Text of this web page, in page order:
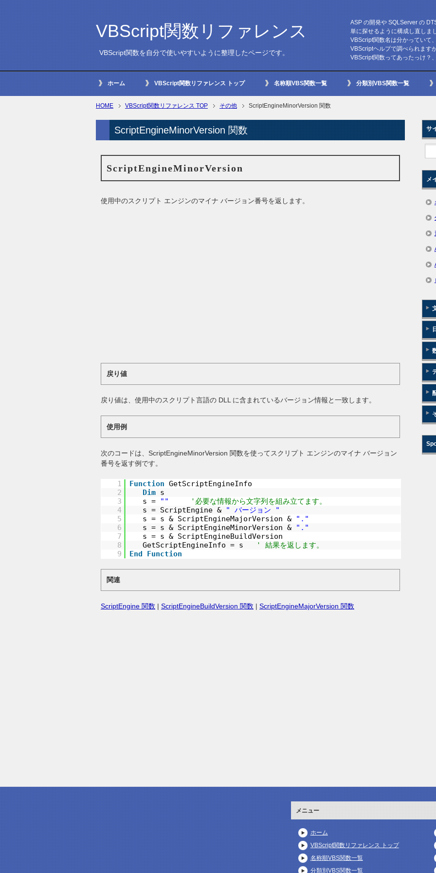
VBScript関数リファレンス
VBScript関数を自分で使いやすいように整理したページです。
ASP の開発や SQLServer の
単に探せるように構成し直しまし
VBScript関数名は分かっていて
VBScriptヘルプで調べられます
VBScript関数ってあったっけ？
ホーム VBScript関数リファレンス トップ 名称順VBS関数一覧 分類別VBS関数一覧
HOME VBScript関数リファレンス TOP その他 ScriptEngineMinorVersion 関数
ScriptEngineMinorVersion 関数
ScriptEngineMinorVersion
使用中のスクリプト エンジンのマイナ バージョン番号を返します。
戻り値
戻り値は、使用中のスクリプト言語の DLL に含まれているバージョン情報と一致します。
使用例
次のコードは、ScriptEngineMinorVersion 関数を使ってスクリプト エンジンのマイナ バージョン
番号を返す例です。
1 Function GetScriptEngineInfo
2
Dim s
3
s = ""
'必要な情報から文字列を組み立てます。
4
s = ScriptEngine &
" バージョン "
5
s = s & ScriptEngineMajorVersion &
"."
6
s = s & ScriptEngineMinorVersion &
"."
7
s = s & ScriptEngineBuildVersion
8
GetScriptEngineInfo = s
' 結果を返します。
9
End Function
関連
ScriptEngine 関数 | ScriptEngineBuildVersion 関数 | ScriptEngineMajorVersion 関数
サ
メ
メニュー
ホーム
VBScript関数リファレンス トップ
名称順VBS関数一覧
分類別VBS関数一覧